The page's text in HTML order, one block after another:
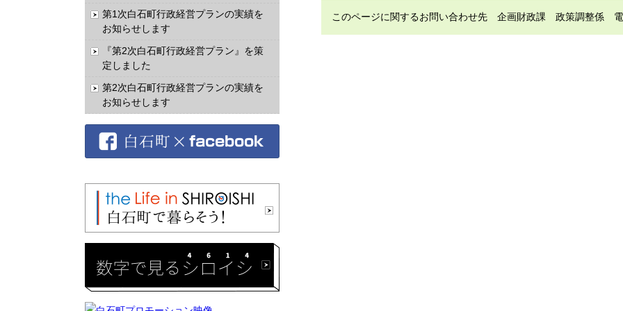
第1次白石町行政経営プランの実績を
お知らせします
『第2次白石町行政経営プラン』を策
定しました
第2次白石町行政経営プランの実績を
お知らせします
このページに関するお問い合わせ先 企画財政課 政策調整係